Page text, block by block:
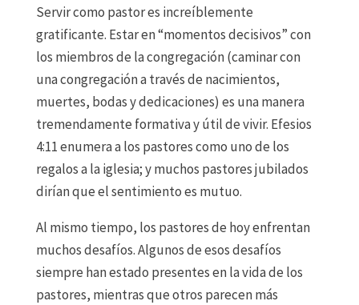
Servir como pastor es increíblemente
gratificante. Estar en “momentos decisivos” con
los miembros de la congregación (caminar con
una congregación a través de nacimientos,
muertes, bodas y dedicaciones) es una manera
tremendamente formativa y útil de vivir. Efesios
4:11 enumera a los pastores como uno de los
regalos a la iglesia; y muchos pastores jubilados
dirían que el sentimiento es mutuo.
Al mismo tiempo, los pastores de hoy enfrentan
muchos desafíos. Algunos de esos desafíos
siempre han estado presentes en la vida de los
pastores, mientras que otros parecen más